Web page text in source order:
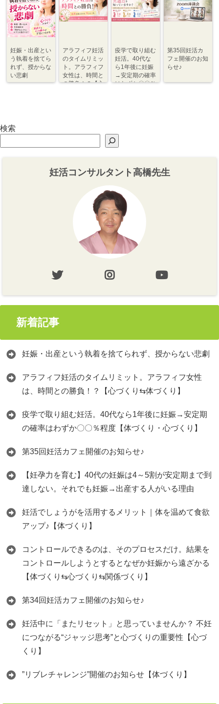
妊娠・出産とい
う執着を捨てら
れず、授からな
い悲劇
アラフィフ妊活
のタイムリミッ
ト。アラフィフ
女性は、時間と
の勝負！？【心
疫学で取り組む
妊活。40代な
ら1年後に妊娠
→安定期の確率
はわずか〇〇％
第35回妊活カ
フェ開催のお知
らせ♪
検索
妊活コンサルタント高橋先生
新着記事
妊娠・出産という執着を捨てられず、授からない悲劇
アラフィフ妊活のタイムリミット。アラフィフ女性
は、時間との勝負！？【心づくり⇆体づくり】
疫学で取り組む妊活。40代なら1年後に妊娠→安定期
の確率はわずか〇〇％程度【体づくり・心づくり】
第35回妊活カフェ開催のお知らせ♪
【妊孕力を育む】40代の妊娠は4～5割が安定期まで到
達しない。それでも妊娠→出産する人がいる理由
妊活でしょうがを活用するメリット｜体を温めて食欲
アップ♪【体づくり】
コントロールできるのは、そのプロセスだけ。結果を
コントロールしようとするとなぜか妊娠から遠ざかる
【体づくり⇆心づくり⇆関係づくり】
第34回妊活カフェ開催のお知らせ♪
妊活中に「またリセット」と思っていませんか？ 不妊
につながる“ジャッジ思考”と心づくりの重要性【心づ
くり】
”リブレチャレンジ”開催のお知らせ【体づくり】